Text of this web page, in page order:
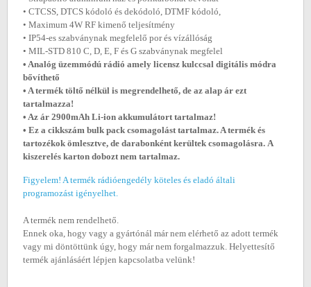
• CTCSS, DTCS kódoló és dekódoló, DTMF kódoló,
• Maximum 4W RF kimenő teljesítmény
• IP54-es szabványnak megfelelő por és vízállóság
• MIL-STD 810 C, D, E, F és G szabványnak megfelel
• Analóg üzemmódú rádió amely licensz kulccsal digitális módra
bővíthető
• A termék töltő nélkül is megrendelhető, de az alap ár ezt
tartalmazza!
• Az ár 2900mAh Li-ion akkumulátort tartalmaz!
• Ez a cikkszám bulk pack csomagolást tartalmaz. A termék és
tartozékok ömlesztve, de darabonként kerültek csomagolásra. A
kiszerelés karton dobozt nem tartalmaz.
Figyelem! A termék rádióengedély köteles és eladó általi
programozást igényelhet.
A termék nem rendelhető.
Ennek oka, hogy vagy a gyártónál már nem elérhető az adott termék
vagy mi döntöttünk úgy, hogy már nem forgalmazzuk. Helyettesítő
termék ajánlásáért lépjen kapcsolatba velünk!